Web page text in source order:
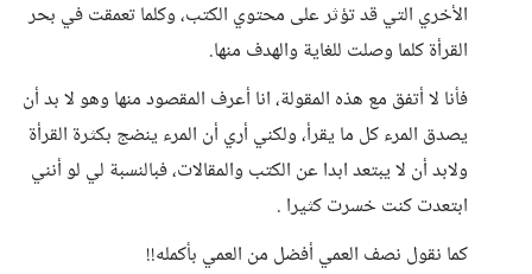
الأخري التي قد تؤثر على محتوي الكتب، وكلما تعمقت في بحر
القرأة كلما وصلت للغاية والهدف منها.
فأنا لا أتفق مع هذه المقولة، انا أعرف المقصود منها وهو لا بد أن
يصدق المرء كل ما يقرأ، ولكني أري أن المرء ينضج بكثرة القرأة
ولابد أن لا يبتعد ابدا عن الكتب والمقالات، فبالنسبة لي لو أنني
ابتعدت كنت خسرت كثيرا .
كما نقول نصف العمي أفضل من العمي بأكمله!!